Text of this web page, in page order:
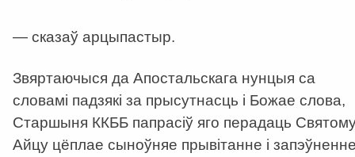
— сказаў арцыпастыр.
Звяртаючыся да Апостальскага нунцыя са
словамі падзякі за прысутнасць і Божае слова,
Старшыня ККББ папрасіў яго перадаць
Айцу цёплае сыноўняе прывітанне і